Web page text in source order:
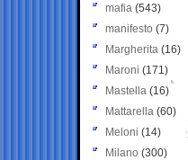
mafia (543)
manifesto (7)
Margherita (16)
Maroni (171)
Mastella (16)
Mattarella (60)
Meloni (14)
Milano (300)